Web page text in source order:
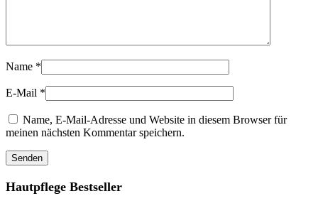
Name *
E-Mail *
Name, E-Mail-Adresse und Website in diesem Browser für
meinen nächsten Kommentar speichern.
Hautpflege Bestseller